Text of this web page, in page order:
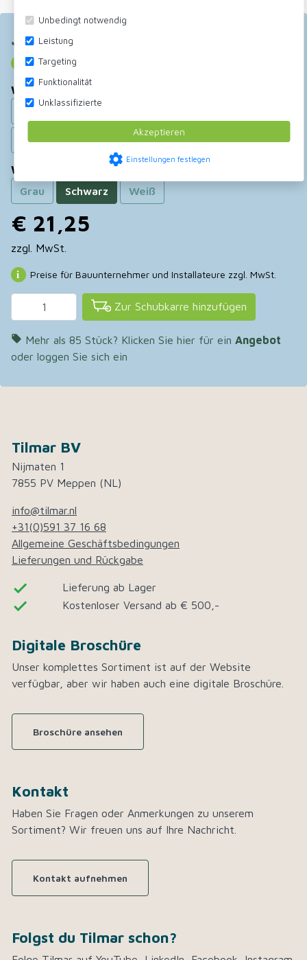
Jetzt bestellen
Keine Direktlieferung an Privatpersonen
Wählen größe
14x14cm
54x14cm
Wählen farbe
Grau
Schwarz Weiß
€ 21,25
zzgl. MwSt.
Preise für Bauunternehmer und Installateure zzgl. MwSt.
Zur Schubkarre hinzufügen
 Mehr als 85 Stück? Klicken Sie hier für ein Angebot
oder loggen Sie sich ein
Tilmar BV
Nijmaten 1
7855 PV Meppen (NL)
info@tilmar.nl
+31(0)591 37 16 68
Allgemeine Geschäftsbedingungen
Lieferungen und Rückgabe
done Lieferung ab Lager
done Kostenloser Versand ab € 500,-
Digitale Broschüre
Unser komplettes Sortiment ist auf der Website
verfügbar, aber wir haben auch eine digitale Broschüre.
Broschüre ansehen
Kontakt
Haben Sie Fragen oder Anmerkungen zu unserem
Sortiment? Wir freuen uns auf Ihre Nachricht.
Kontakt aufnehmen
Folgst du Tilmar schon?
Unbedingt notwendig
Leistung
Targeting
Funktionalität
Unklassifizierte
Akzeptieren
settings Einstellungen festlegen